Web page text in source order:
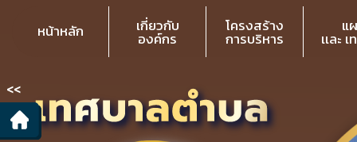
<<
หน้าหลัก เกี่ยวกับ
องค์กร
โครงสร้าง
การบริหาร
แ
เเละ